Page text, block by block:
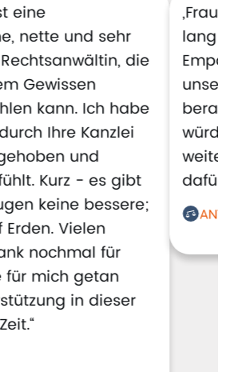
eine
nette und sehr
die
Gewissen
kann. Ich habe
Ihre Kanzlei
und
Kurz - es gibt
keine bessere;
Vielen
nochmal für
für mich getan
in dieser
lang